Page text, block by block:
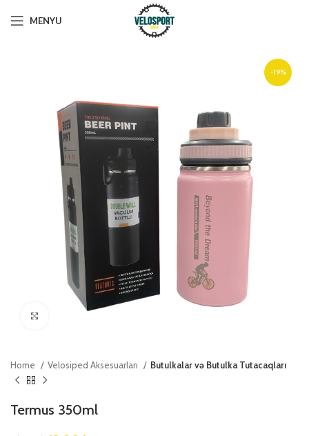
MENYU
-19%
Home Velosiped Aksesuarları Butulkalar və Butulka Tutacaqları
Termus 350ml